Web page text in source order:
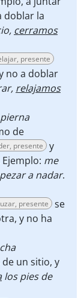
doblar la
cerramos
presente
no a doblar
relajamos
de
presente
y
me
a nadar.
presente
se
y no ha
un sitio, y
los pies de